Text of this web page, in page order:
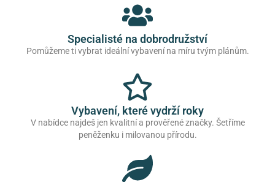
Specialisté na dobrodružství
Pomůžeme ti vybrat ideální vybavení na míru tvým plánům.
Vybavení, které vydrží roky
V nabídce najdeš jen kvalitní a prověřené značky. Šetříme
peněženku i milovanou přírodu.